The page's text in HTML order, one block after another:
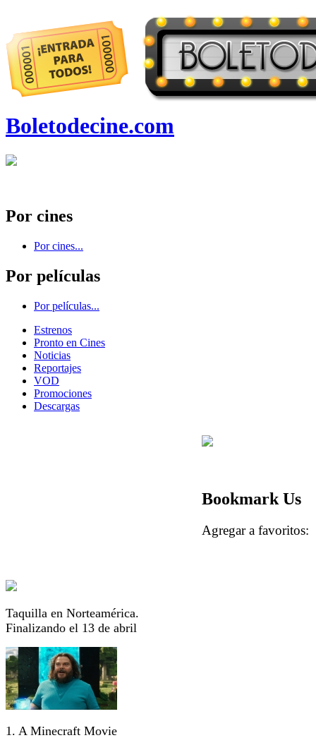
Boletodecine.com
Por cines
Por cines...
Por películas
Por películas...
Estrenos
Pronto en Cines
Noticias
Reportajes
VOD
Promociones
Descargas
Taquilla en Norteamérica.
Finalizando el 13 de abril
1. A Minecraft Movie
Bookmark Us
Agregar a